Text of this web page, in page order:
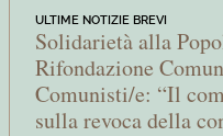
ULTIME NOTIZIE BREVI
Solidarietà alla
Rifondazione
Comunisti/e: “Il
sulla revoca della